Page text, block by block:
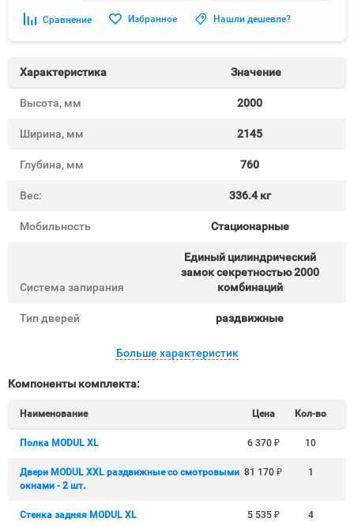
Сравнение Избранное Нашли дешевле?
Характеристика Значение
Высота, мм 2000
Ширина, мм 2145
Глубина, мм 760
Вес: 336.4 кг
Мобильность Стационарные
Система запирания
Единый цилиндрический
замок секретностью 2000
комбинаций
Тип дверей раздвижные
Больше характеристик
Компоненты комплекта:
Наименование Цена Кол-во
Полка MODUL XL 6 370 ₽ 10
Двери MODUL XXL раздвижные со смотровыми
окнами - 2 шт.
81 170₽ 1
Стенка задняя MODUL XL 5 535 ₽ 4